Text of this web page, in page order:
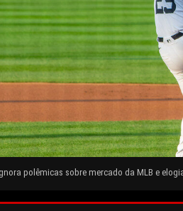
polêmicas sobre mercado da MLB e